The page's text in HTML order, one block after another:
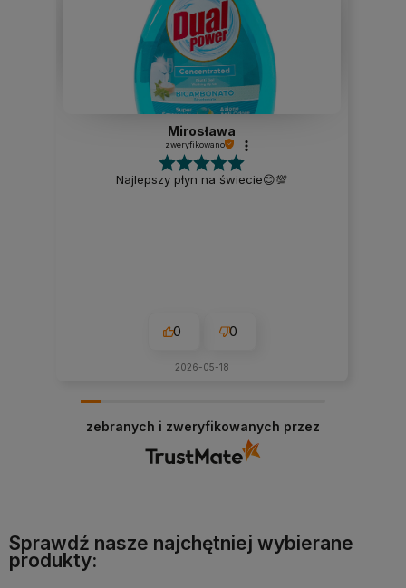
Mirosława
zweryfikowano
Najlepszy płyn na świecie😊💯
0 0
2026-05-18
zebranych i zweryfikowanych przez
Sprawdź nasze najchętniej wybierane
produkty: